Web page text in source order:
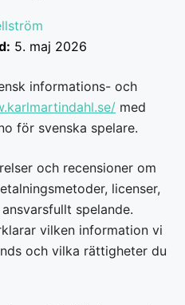
5. maj 2026
informations- och
med
för svenska spelare.
och recensioner om
licenser,
spelande.
vilken information vi
och vilka rättigheter du